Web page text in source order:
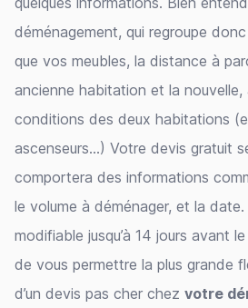
déménagement, qui regroupe
que vos meubles, la distance à
ancienne habitation et la nouvelle,
conditions des deux habitations
ascenseurs…) Votre devis gratuit
comportera des informations
le volume à déménager, et la
modifiable jusqu’à 14 jours avant
de vous permettre la plus grande
d’un devis pas cher chez votre